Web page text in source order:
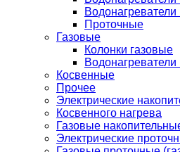
Водонагреватели
Проточные
Газовые
Колонки газовые
Косвенные
Прочее
Электрические
Косвенного нагрева
Газовые
Электрические